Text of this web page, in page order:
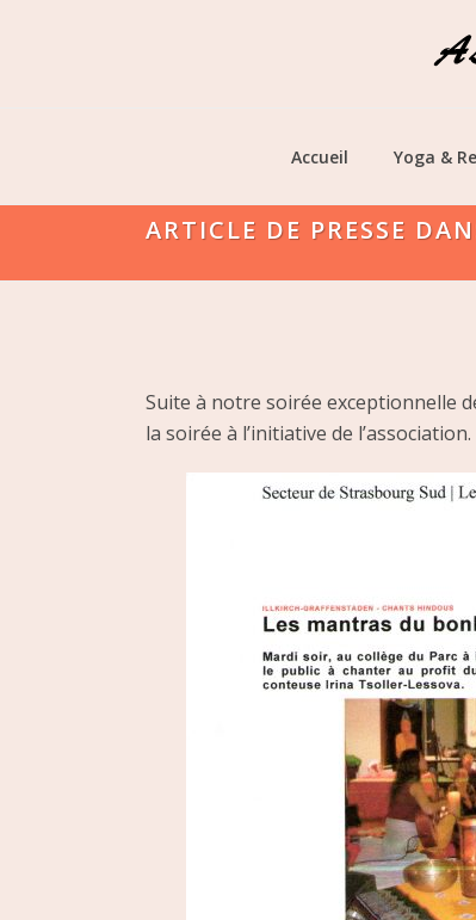
Accueil Yoga &
ARTICLE DE PRESSE
Suite à notre soirée exceptionnelle
la soirée à l’initiative de l’association.